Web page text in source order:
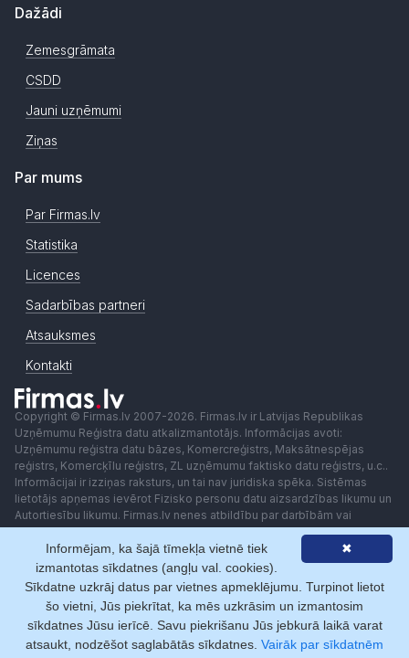
Dažādi
Zemesgrāmata
CSDD
Jauni uzņēmumi
Ziņas
Par mums
Par Firmas.lv
Statistika
Licences
Sadarbības partneri
Atsauksmes
Kontakti
Copyright © Firmas.lv 2007-2026. Firmas.lv ir Latvijas Republikas
Uzņēmumu Reģistra datu atkalizmantotājs. Informācijas avoti:
Uzņēmumu reģistra datu bāzes, Komercreģistrs, Maksātnespējas
reģistrs, Komercķīlu reģistrs, ZL uzņēmumu faktisko datu reģistrs, u.c..
Informācijai ir izziņas raksturs, un tai nav juridiska spēka. Sistēmas
lietotājs apņemas ievērot Fizisko personu datu aizsardzības likumu un
Autortiesību likumu. Firmas.lv nenes atbildību par darbībām vai
lēmumiem, kas balstīti uz saņemto pakalpojumu. Lietotājam aizliegts
izmantot jebkādas automatizētas sistēmas vai iekārtas (robotus)
piekļuvei sistēmai bez rakstiskas saskaņošanas ar Firmas.lv. Galvenā
redaktore: Ingūna Pempere.
Lietošanas noteikumi
Privātuma politika Norēķini ar
✖
Informējam, ka šajā tīmekļa vietnē tiek
izmantotas sīkdatnes (angļu val. cookies).
Sīkdatne uzkrāj datus par vietnes apmeklējumu. Turpinot lietot
šo vietni, Jūs piekrītat, ka mēs uzkrāsim un izmantosim
sīkdatnes Jūsu ierīcē. Savu piekrišanu Jūs jebkurā laikā varat
atsaukt, nodzēšot saglabātās sīkdatnes. Vairāk par sīkdatnēm